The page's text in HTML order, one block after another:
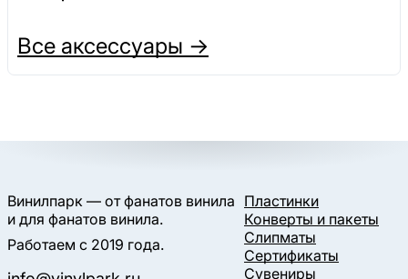
Все аксессуары →
Винилпарк — от фанатов винила
и для фанатов винила.
Работаем с 2019 года.
Пластинки
Конверты и пакеты
Слипматы
Сертификаты
Сувениры